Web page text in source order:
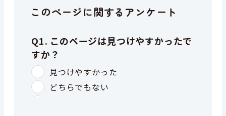
このページに関するアンケート